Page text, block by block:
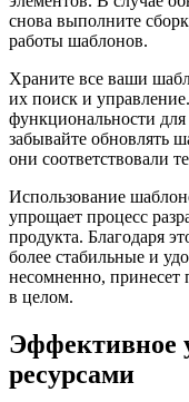
снова выполните
работы шаблонов.
Храните все ваши
их поиск и
функциональности
забывайте обновлять
они соответствовали
Использование
упрощает процесс
продукта. Благодаря
более стабильные и
несомненно, принесет
в целом.
Эффективное
ресурсами